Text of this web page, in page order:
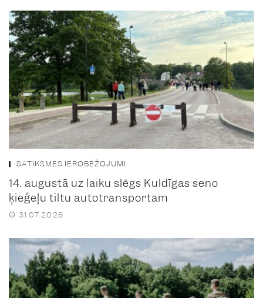
SATIKSMES IEROBEŽOJUMI
14. augustā uz laiku slēgs Kuldīgas seno
ķieģeļu tiltu autotransportam
31.07.2026